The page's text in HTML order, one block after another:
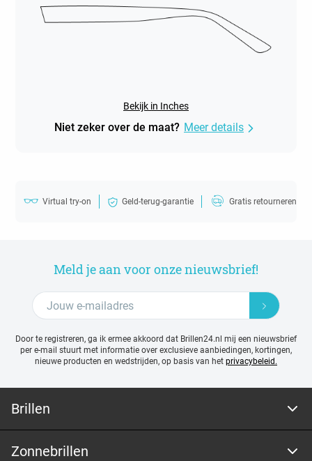
Bekijk in Inches
Niet zeker over de maat? Meer details
Virtual try-on Geld-terug-garantie Gratis retourneren
Meld je aan voor onze nieuwsbrief!
Door te registreren, ga ik ermee akkoord dat Brillen24.nl mij een nieuwsbrief
per e-mail stuurt met informatie over exclusieve aanbiedingen, kortingen,
nieuwe producten en wedstrijden, op basis van het privacybeleid.
Brillen
Zonnebrillen